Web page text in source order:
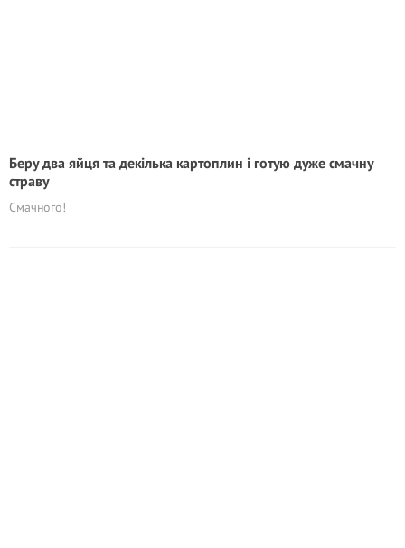
Беру два яйця та декілька картоплин і готую дуже смачну
страву
Смачного!